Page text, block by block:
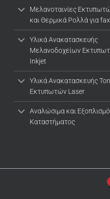
Μελανοταινίες
και Θερμικά Ρολλά για fax
Υλικά Ανακατασκευής
Μελανοδοχείων
Inkjet
Υλικά Ανακατασκευής
Εκτυπωτών Laser
Αναλώσιμα και
Καταστήματος